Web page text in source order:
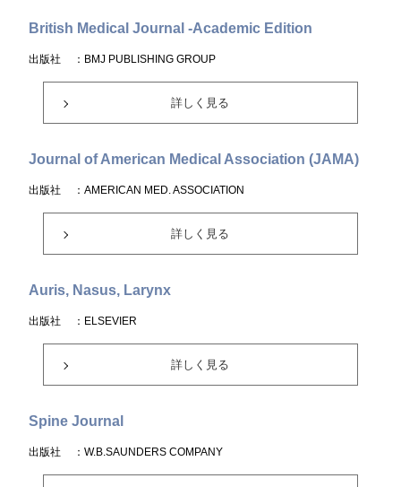
British Medical Journal -Academic Edition
出版社 ：BMJ PUBLISHING GROUP
詳しく見る
Journal of American Medical Association (JAMA)
出版社 ：AMERICAN MED. ASSOCIATION
詳しく見る
Auris, Nasus, Larynx
出版社 ：ELSEVIER
詳しく見る
Spine Journal
出版社 ：W.B.SAUNDERS COMPANY